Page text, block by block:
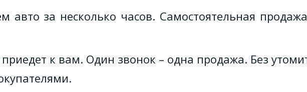
за несколько часов. Самостоятельная
к вам. Один звонок – одна продажа. Без